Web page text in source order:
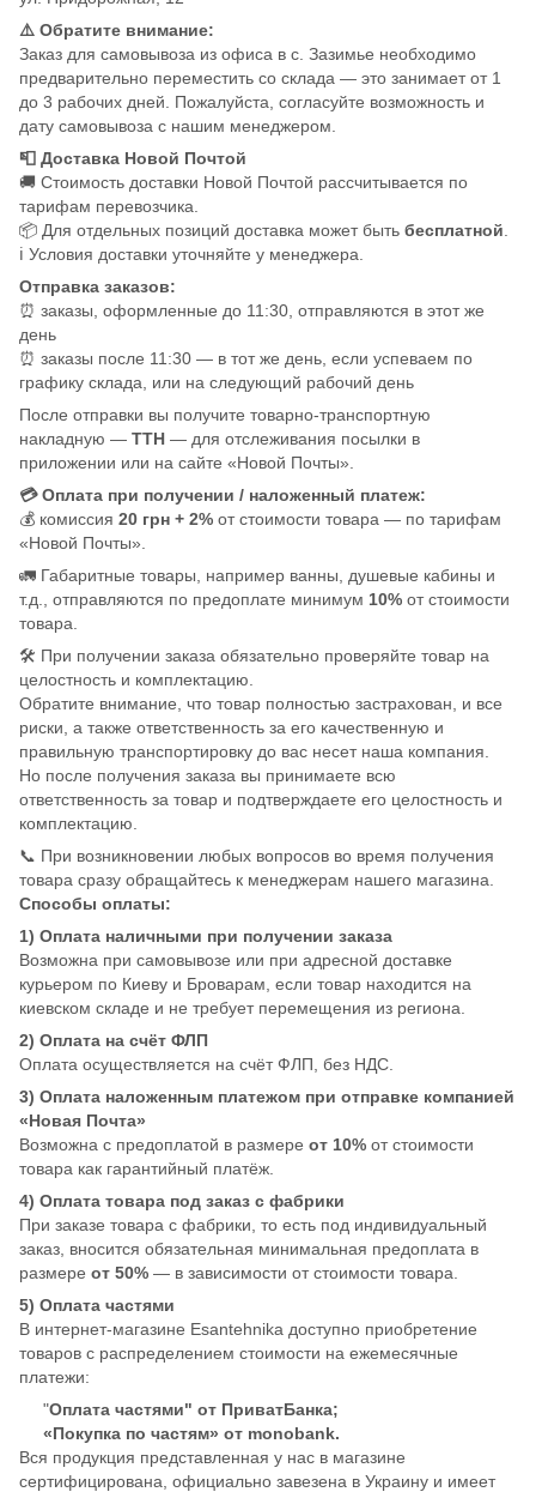
⚠️ Обратите внимание:
Заказ для самовывоза из офиса в с. Зазимье необходимо
предварительно переместить со склада — это занимает от 1
до 3 рабочих дней. Пожалуйста, согласуйте возможность и
дату самовывоза с нашим менеджером.
📮 Доставка Новой Почтой
🚚 Стоимость доставки Новой Почтой рассчитывается по
тарифам перевозчика.
📦 Для отдельных позиций доставка может быть бесплатной
ℹ️ Условия доставки уточняйте у менеджера.
Отправка заказов:
⏰ заказы, оформленные до 11:30, отправляются в этот же
день
⏰ заказы после 11:30 — в тот же день, если успеваем по
графику склада, или на следующий рабочий день
После отправки вы получите товарно-транспортную
накладную — ТТН — для отслеживания посылки в
приложении или на сайте «Новой Почты».
💳 Оплата при получении / наложенный платеж:
💰 комиссия 20 грн + 2% от стоимости товара — по тарифам
«Новой Почты».
🚛 Габаритные товары, например ванны, душевые кабины и
т.д., отправляются по предоплате минимум 10% от стоимости
товара.
🛠️ При получении заказа обязательно проверяйте товар на
целостность и комплектацию.
Обратите внимание, что товар полностью застрахован, и все
риски, а также ответственность за его качественную и
правильную транспортировку до вас несет наша компания.
Но после получения заказа вы принимаете всю
ответственность за товар и подтверждаете его целостность и
комплектацию.
📞 При возникновении любых вопросов во время получения
товара сразу обращайтесь к менеджерам нашего магазина.
Способы оплаты:
1) Оплата наличными при получении заказа
Возможна при самовывозе или при адресной доставке
курьером по Киеву и Броварам, если товар находится на
киевском складе и не требует перемещения из региона.
2) Оплата на счёт ФЛП
Оплата осуществляется на счёт ФЛП, без НДС.
3) Оплата наложенным платежом при отправке компанией
«Новая Почта»
Возможна с предоплатой в размере от 10% от стоимости
товара как гарантийный платёж.
4) Оплата товара под заказ с фабрики
При заказе товара с фабрики, то есть под индивидуальный
заказ, вносится обязательная минимальная предоплата в
размере от 50% — в зависимости от стоимости товара.
5) Оплата частями
В интернет-магазине Esantehnika доступно приобретение
товаров с распределением стоимости на ежемесячные
платежи:
"Оплата частями" от ПриватБанка;
«Покупка по частям» от monobank.
Вся продукция представленная у нас в магазине
сертифицирована, официально завезена в Украину и имеет